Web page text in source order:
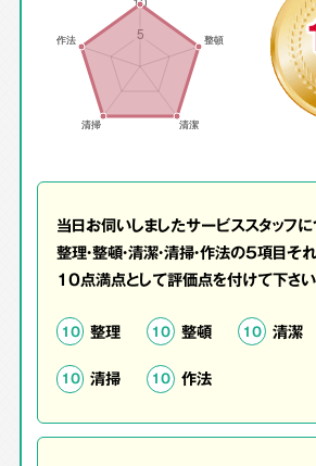
当日お伺いしましたサービススタッフに
整理・整頓・清潔・清掃・作法の5項目そ
10点満点として評価点を付けて下さい
10 整理 10 整頓 10 清潔
10 清掃 10 作法